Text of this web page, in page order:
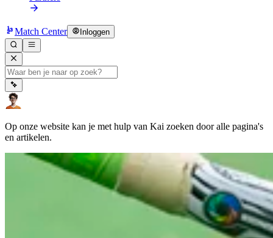
Match Center Inloggen
Op onze website kan je met hulp van Kai zoeken door alle pagina's
en artikelen.